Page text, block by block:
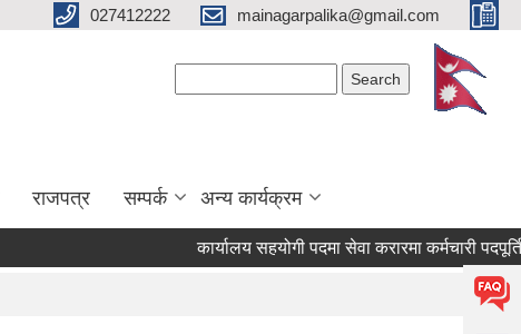
027412222 mainagarpalika@gmail.com
राजपत्र सम्पर्क अन्य कार्यक्रम
कार्यालय सहयोगी पदमा सेवा करारमा कर्मचारी पदपूर्ति